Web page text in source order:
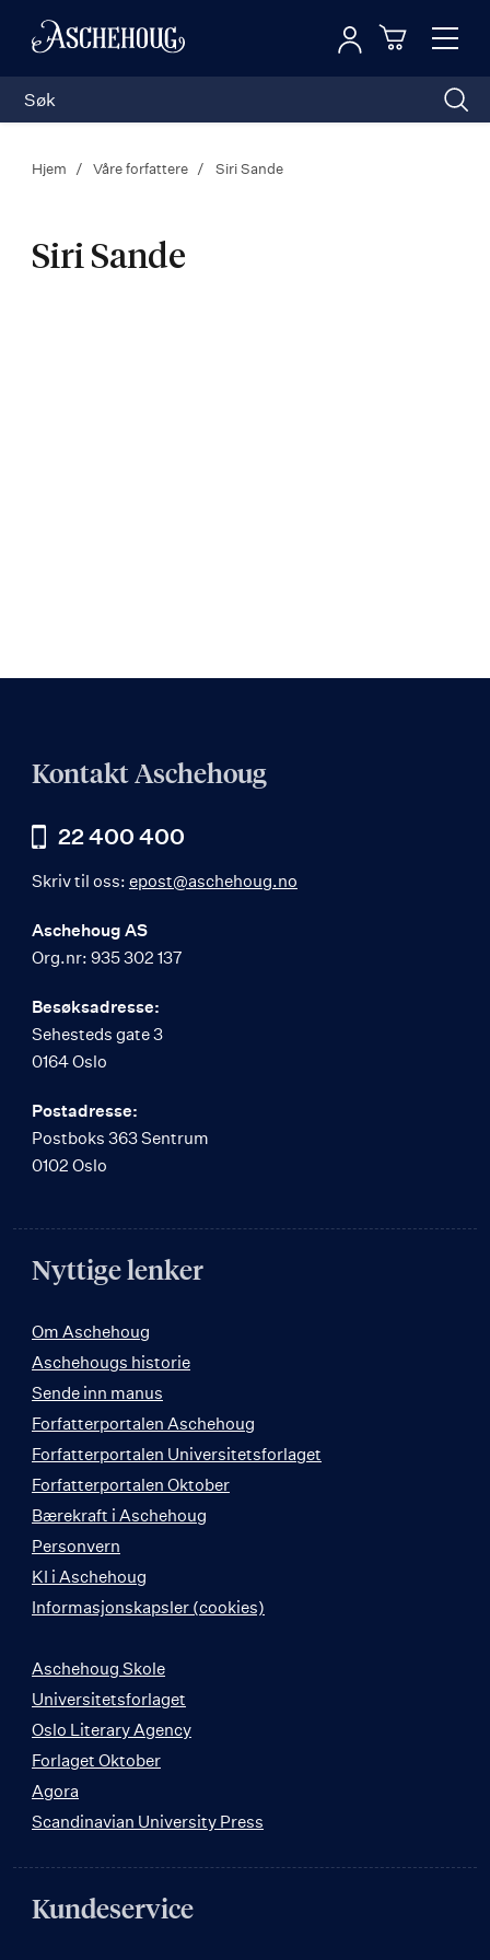
Toggle
Logg inn
Hjem Våre forfattere Siri Sande
Siri Sande
Kontakt Aschehoug
22 400 400
Skriv til oss: epost@aschehoug.no
Aschehoug AS
Org.nr: 935 302 137
Besøksadresse:
Sehesteds gate 3
0164 Oslo
Postadresse:
Postboks 363 Sentrum
0102 Oslo
Nyttige lenker
Om Aschehoug
Aschehougs historie
Sende inn manus
Forfatterportalen Aschehoug
Forfatterportalen Universitetsforlaget
Forfatterportalen Oktober
Bærekraft i Aschehoug
Personvern
KI i Aschehoug
Informasjonskapsler (cookies)
Aschehoug Skole
Universitetsforlaget
Oslo Literary Agency
Forlaget Oktober
Agora
Scandinavian University Press
Kundeservice